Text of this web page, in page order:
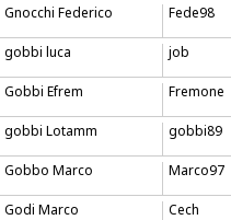
Gnocchi Federico Fede98
gobbi luca job
Gobbi Efrem Fremone
gobbi Lotamm gobbi89
Gobbo Marco Marco97
Godi Marco Cech